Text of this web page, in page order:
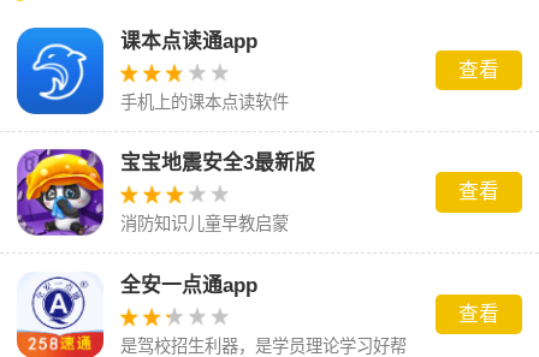
课本点读通app
手机上的课本点读软件
查看
宝宝地震安全3最新版
消防知识儿童早教启蒙
查看
全安一点通app
是驾校招生利器，是学员理论学习好帮
查看